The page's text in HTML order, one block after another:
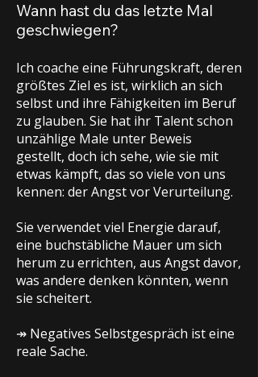
Wann hast du das letzte Mal
geschwiegen?
Ich coache eine Führungskraft, deren
größtes Ziel es ist, wirklich an sich
selbst und ihre Fähigkeiten im Beruf
zu glauben. Sie hat ihr Talent schon
unzählige Male unter Beweis
gestellt, doch ich sehe, wie sie mit
etwas kämpft, das so viele von uns
kennen: der Angst vor Verurteilung.
Sie verwendet viel Energie darauf,
eine buchstäbliche Mauer um sich
herum zu errichten, aus Angst davor,
was andere denken könnten, wenn
sie scheitert.
↠ Negatives Selbstgespräch ist eine
reale Sache.